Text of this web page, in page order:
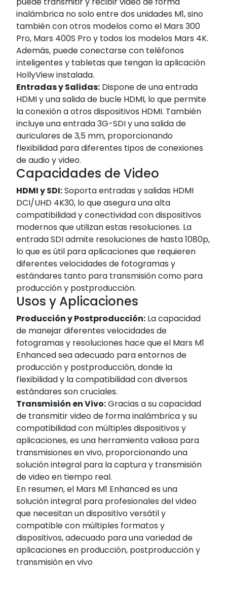
inalámbrica no solo entre dos unidades M1, sino
también con otros modelos como el Mars 300
Pro, Mars 400S Pro y todos los modelos Mars 4K.
Además, puede conectarse con teléfonos
inteligentes y tabletas que tengan la aplicación
HollyView instalada.
Entradas y Salidas: Dispone de una entrada
HDMI y una salida de bucle HDMI, lo que permite
la conexión a otros dispositivos HDMI. También
incluye una entrada 3G-SDI y una salida de
auriculares de 3,5 mm, proporcionando
flexibilidad para diferentes tipos de conexiones
de audio y video.
Capacidades de Video
HDMI y SDI:Soporta entradas y salidas HDMI
DCI/UHD 4K30, lo que asegura una alta
compatibilidad y conectividad con dispositivos
modernos que utilizan estas resoluciones. La
entrada SDI admite resoluciones de hasta 1080p,
lo que es útil para aplicaciones que requieren
diferentes velocidades de fotogramas y
estándares tanto para transmisión como para
producción y postproducción.
Usos y Aplicaciones
Producción y Postproducción: La capacidad
de manejar diferentes velocidades de
fotogramas y resoluciones hace que el Mars M1
Enhanced sea adecuado para entornos de
producción y postproducción, donde la
flexibilidad y la compatibilidad con diversos
estándares son cruciales.
Transmisión en Vivo:Gracias a su capacidad
de transmitir video de forma inalámbrica y su
compatibilidad con múltiples dispositivos y
aplicaciones, es una herramienta valiosa para
transmisiones en vivo, proporcionando una
solución integral para la captura y transmisión
de video en tiempo real.
En resumen, el Mars M1 Enhanced es una
solución integral para profesionales del video
que necesitan un dispositivo versátil y
compatible con múltiples formatos y
dispositivos, adecuado para una variedad de
aplicaciones en producción, postproducción y
transmisión en vivo